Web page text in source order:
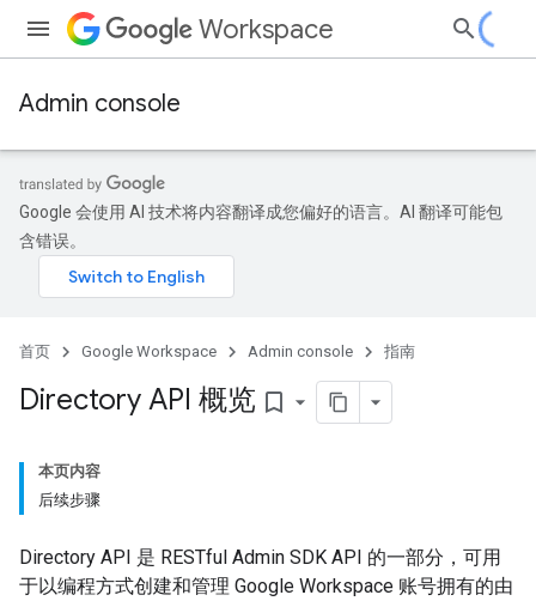
Workspace
Admin console
Google 会使用 AI 技术将内容翻译成您偏好的语言。AI 翻译可能包
含错误。
首页 Google Workspace Admin console 指南
Directory API 概览 bookmark_border
本页内容
后续步骤
Directory API 是 RESTful Admin SDK API 的一部分，可用
于以编程方式创建和管理 Google Workspace 账号拥有的由